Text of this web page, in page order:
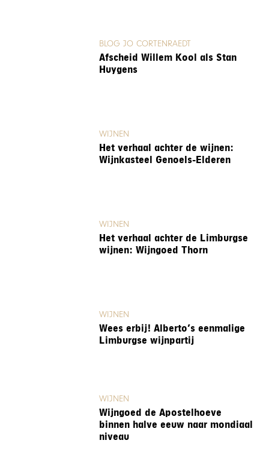
BLOG JO CORTENRAEDT
Afscheid Willem Kool als Stan
Huygens
WIJNEN
Het verhaal achter de wijnen:
Wijnkasteel Genoels-Elderen
WIJNEN
Het verhaal achter de Limburgse
wijnen: Wijngoed Thorn
WIJNEN
Wees erbij! Alberto’s eenmalige
Limburgse wijnpartij
WIJNEN
Wijngoed de Apostelhoeve
binnen halve eeuw naar mondiaal
niveau